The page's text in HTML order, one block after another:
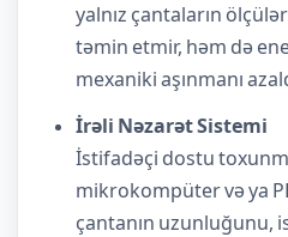
yalnız çantaların
təmin etmir, həm də
mexaniki aşınmanı
İrəli Nəzarət Sistemi
İstifadəçi dostu
mikrokompüter və ya
çantanın uzunluğunu,